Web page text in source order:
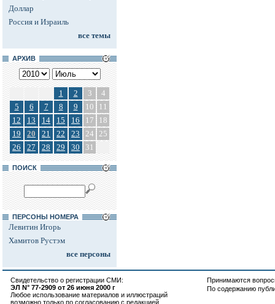
Доллар
Россия и Израиль
все темы
АРХИВ
1 2 3
4
5
6 7 8 9 10
11
12
13 14 15 16 17
18
19
20 21 22 23 24 25
26
27 28 29 30 31
ПОИСК
ПЕРСОНЫ НОМЕРА
Левитин Игорь
Хамитов Рустэм
все персоны
Свидетельство о регистрации СМИ:
ЭЛ N° 77-2909 от 26 июня 2000 г
Любое использование материалов и иллюстраций
возможно только по согласованию с редакцией
Принимаются
По содержанию